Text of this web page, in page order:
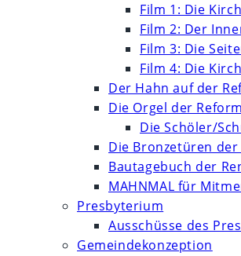
Film 1: Die
Film 2: Der
Film 3: Die
Film 4: Die
Der Hahn auf der
Die Orgel der
Die Schöler/
Die Bronzetüren
Bautagebuch der
MAHNMAL für
Presbyterium
Ausschüsse des
Gemeindekonzeption